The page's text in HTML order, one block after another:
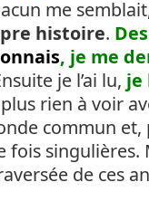
me
histoire.
, je me
je l’ai lu, je
plus rien à voir
commun et,
fois singulières.
de ces